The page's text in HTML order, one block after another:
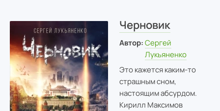
Черновик
Автор: Сергей
Лукьяненко
Это кажется каким-то
страшным сном,
настоящим абсурдом.
Кирилл Максимов